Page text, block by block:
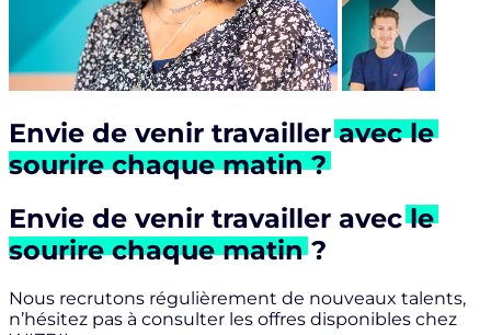
Envie de venir travailleravec le
sourire chaque matin ?
Envie de venir travailler avecle
sourire chaque matin?
Nous recrutons régulièrement de nouveaux talents,
n’hésitez pas à consulter les offres disponibles chez